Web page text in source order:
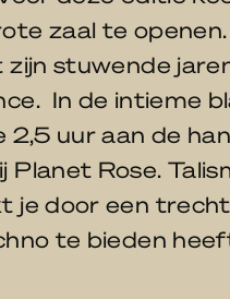
zaal te
stuwende
In de intieme
2,5 uur aan de
Rose.
je door een
te bieden